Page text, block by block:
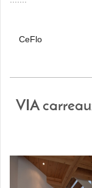
CeFlo
VIA